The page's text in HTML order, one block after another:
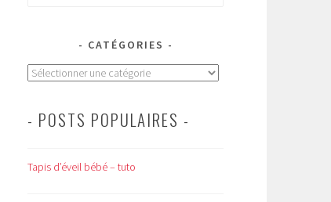
CATÉGORIES
Catégories
- POSTS POPULAIRES -
Tapis d’éveil bébé – tuto